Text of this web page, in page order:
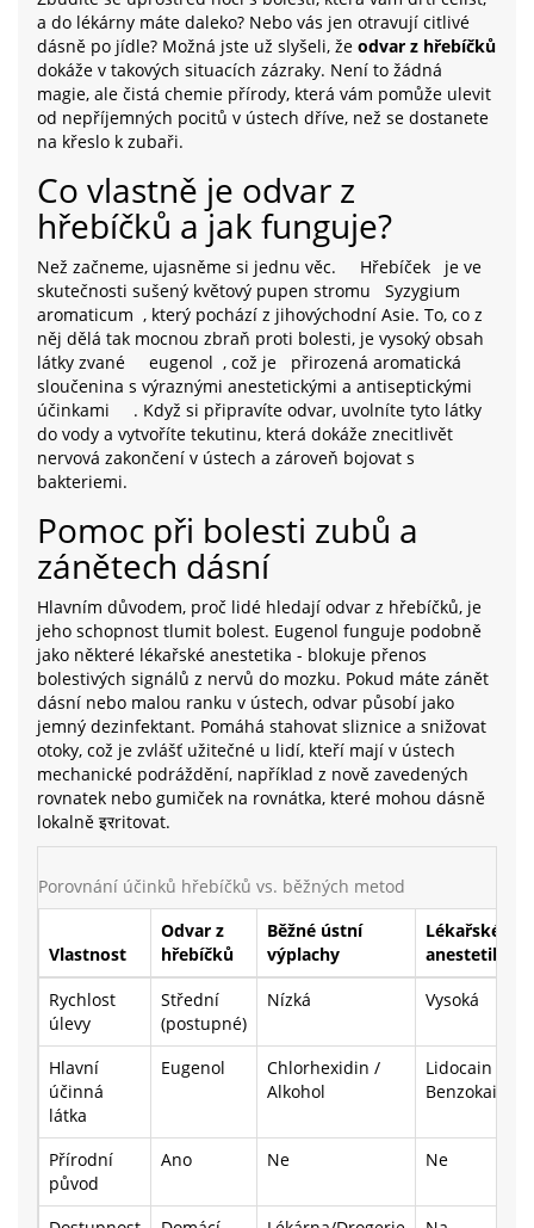
a do lékárny máte daleko? Nebo vás jen otravují citlivé
dásně po jídle? Možná jste už slyšeli, že odvar z hřebíčků
dokáže v takových situacích zázraky. Není to žádná
magie, ale čistá chemie přírody, která vám pomůže ulevit
od nepříjemných pocitů v ústech dříve, než se dostanete
na křeslo k zubaři.
Co vlastně je odvar z
hřebíčků a jak funguje?
Než začneme, ujasněme si jednu věc. Hřebíček
je ve
skutečnosti sušený květový pupen stromu
Syzygium
aromaticum , který pochází z jihovýchodní Asie. To, co z
něj dělá tak mocnou zbraň proti bolesti, je vysoký obsah
látky zvané
eugenol , což je
přirozená aromatická
sloučenina s výraznými anestetickými a antiseptickými
účinkami
. Když si připravíte odvar, uvolníte tyto látky
do vody a vytvoříte tekutinu, která dokáže znecitlivět
nervová zakončení v ústech a zároveň bojovat s
bakteriemi.
Pomoc při bolesti zubů a
zánětech dásní
Hlavním důvodem, proč lidé hledají odvar z hřebíčků, je
jeho schopnost tlumit bolest. Eugenol funguje podobně
jako některé lékařské anestetika - blokuje přenos
bolestivých signálů z nervů do mozku. Pokud máte zánět
dásní nebo malou ranku v ústech, odvar působí jako
jemný dezinfektant. Pomáhá stahovat sliznice a snižovat
otoky, což je zvlášť užitečné u lidí, kteří mají v ústech
mechanické podráždění, například z nově zavedených
rovnatek nebo gumiček na rovnátka, které mohou dásně
lokalně इरritovat.
Porovnání účinků hřebíčků vs. běžných metod
Vlastnost
Odvar z
hřebíčků
Běžné ústní
výplachy
Lékařské
anestetika
Rychlost
úlevy
Střední
(postupné)
Nízká Vysoká
Hlavní
účinná
látka
Eugenol
Chlorhexidin /
Alkohol
Lidocain /
Benzokain
Přírodní
původ
Ano Ne Ne